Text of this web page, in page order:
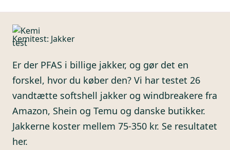
Kemitest: Jakker
Er der PFAS i billige jakker, og gør det en
forskel, hvor du køber den? Vi har testet 26
vandtætte softshell jakker og windbreakere fra
Amazon, Shein og Temu og danske butikker.
Jakkerne koster mellem 75-350 kr. Se resultatet
her.